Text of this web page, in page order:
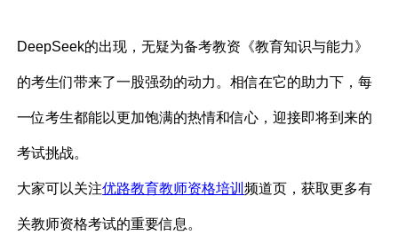
DeepSeek的出现，无疑为备考教资《教育知识与能力》
的考生们带来了一股强劲的动力。相信在它的助力下，每
一位考生都能以更加饱满的热情和信心，迎接即将到来的
考试挑战。
大家可以关注优路教育教师资格培训频道页，获取更多有
关教师资格考试的重要信息。